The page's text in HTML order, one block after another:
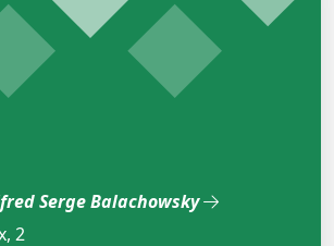
Serge Balachowsky
2